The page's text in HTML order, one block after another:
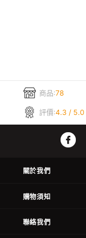
商品:78
評價:4.3 / 5.0
關於我們
購物須知
聯絡我們